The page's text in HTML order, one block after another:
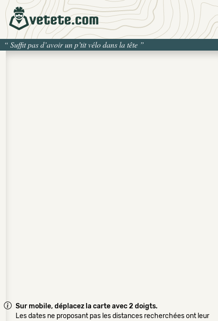
“ Suffit pas d’avoir un p’tit vélo dans la tête ”
Sur mobile, déplacez la carte avec 2 doigts.
Les dates ne proposant pas les distances recherchées ont leur